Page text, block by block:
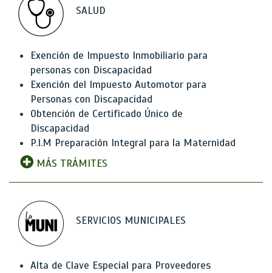
SALUD
Exención de Impuesto Inmobiliario para
personas con Discapacidad
Exención del Impuesto Automotor para
Personas con Discapacidad
Obtención de Certificado Único de
Discapacidad
P.I.M Preparación Integral para la Maternidad
MÁS TRÁMITES
SERVICIOS MUNICIPALES
Alta de Clave Especial para Proveedores